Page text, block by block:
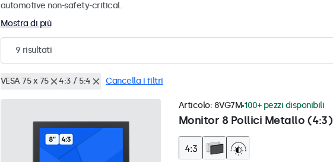
automotive non-safety-critical.
Mostra di più
9 risultati
VESA 75 x 75 4:3 / 5:4 Cancella i filtri
Monitor 8 Pollici Metallo (4:3)
Articolo: 8VG7M 100+ pezzi disponibili